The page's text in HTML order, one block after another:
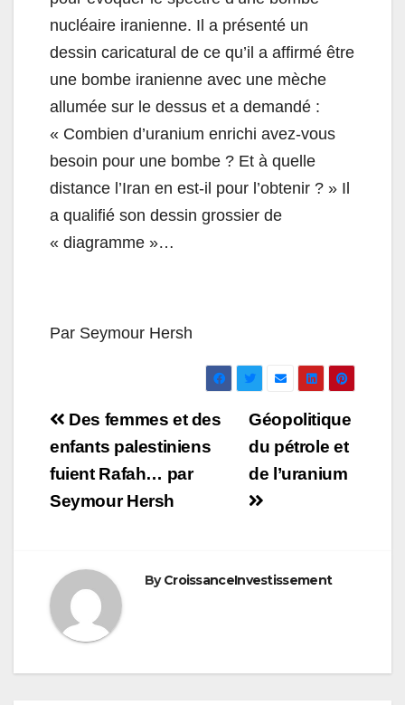
nucléaire iranienne. Il a présenté un
dessin caricatural de ce qu’il a affirmé être
une bombe iranienne avec une mèche
allumée sur le dessus et a demandé :
« Combien d’uranium enrichi avez-vous
besoin pour une bombe ? Et à quelle
distance l’Iran en est-il pour l’obtenir ? » Il
a qualifié son dessin grossier de
« diagramme »…
Par Seymour Hersh
Navigation
de
l’article
Géopolitique
du pétrole et
de l’uranium
Des femmes et des
enfants palestiniens
fuient Rafah… par
Seymour Hersh
ByCroissanceInvestissement